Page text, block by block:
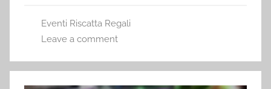
Eventi Riscatta Regali
Leave a comment